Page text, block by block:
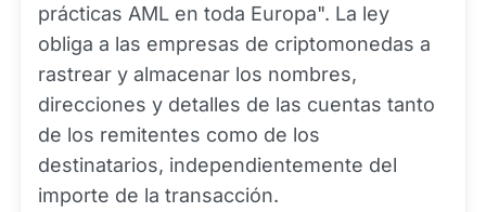
prácticas AML en toda Europa". La ley
obliga a las empresas de criptomonedas a
rastrear y almacenar los nombres,
direcciones y detalles de las cuentas tanto
de los remitentes como de los
destinatarios, independientemente del
importe de la transacción.